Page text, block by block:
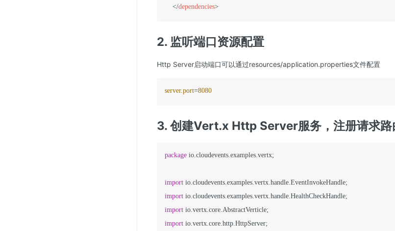
</dependencies>
2. 监听端口资源配置
Http Server启动端口可以通过resources/application.properties文件配置
server.port=8080
3. 创建Vert.x Http Server服务，注册请求路
package io.cloudevents.examples.vertx;
import
import
import
import